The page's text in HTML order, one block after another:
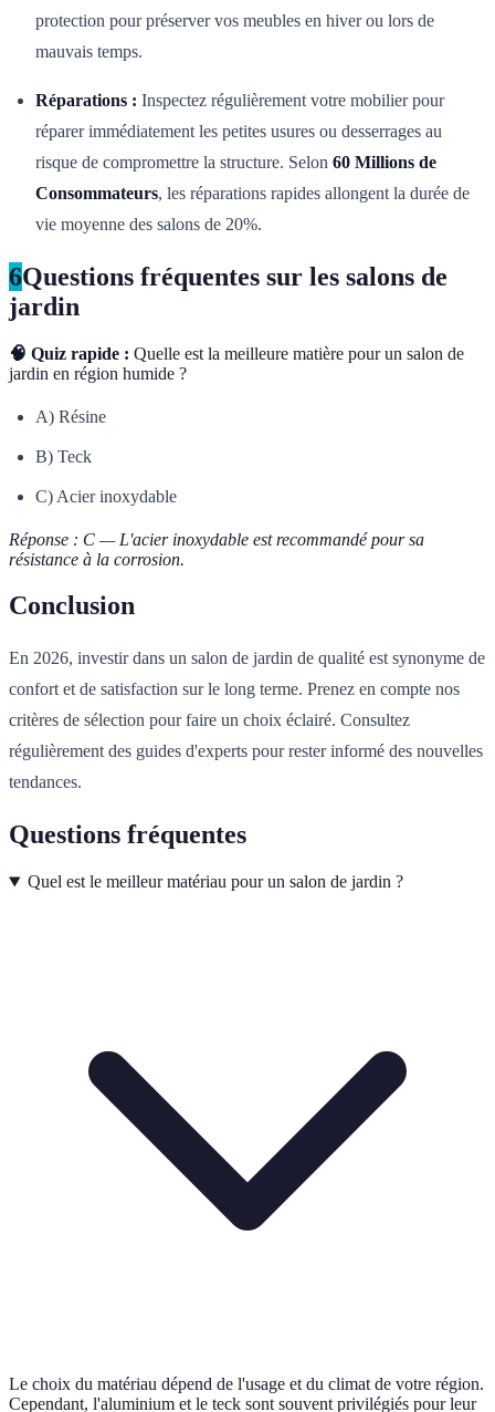
protection pour préserver vos meubles en hiver ou lors de
mauvais temps.
Réparations : Inspectez régulièrement votre mobilier pour
réparer immédiatement les petites usures ou desserrages au
risque de compromettre la structure. Selon 60 Millions de
Consommateurs, les réparations rapides allongent la durée de
vie moyenne des salons de 20%.
6Questions fréquentes sur les salons de
jardin
🧠 Quiz rapide : Quelle est la meilleure matière pour un salon de
jardin en région humide ?
A) Résine
B) Teck
C) Acier inoxydable
Réponse : C — L'acier inoxydable est recommandé pour sa
résistance à la corrosion.
Conclusion
En 2026, investir dans un salon de jardin de qualité est synonyme de
confort et de satisfaction sur le long terme. Prenez en compte nos
critères de sélection pour faire un choix éclairé. Consultez
régulièrement des guides d'experts pour rester informé des nouvelles
tendances.
Questions fréquentes
Quel est le meilleur matériau pour un salon de jardin ?
Le choix du matériau dépend de l'usage et du climat de votre région.
Cependant, l'aluminium et le teck sont souvent privilégiés pour leur